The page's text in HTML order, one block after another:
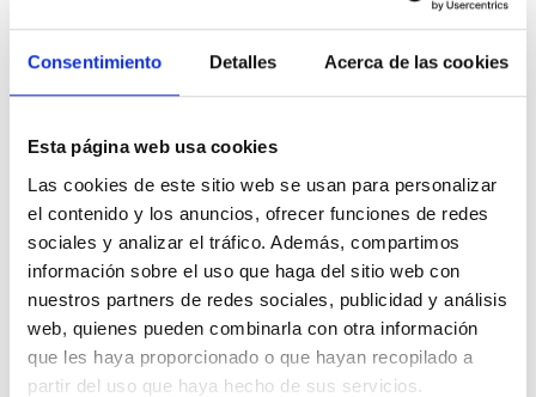
Consentimiento Detalles Acerca de las cookies
Esta página web usa cookies
Las cookies de este sitio web se usan para personalizar
el contenido y los anuncios, ofrecer funciones de redes
sociales y analizar el tráfico. Además, compartimos
información sobre el uso que haga del sitio web con
nuestros partners de redes sociales, publicidad y análisis
web, quienes pueden combinarla con otra información
que les haya proporcionado o que hayan recopilado a
partir del uso que haya hecho de sus servicios.
Para 1 dominio
6,95 €/mes
CONTRATAR
Para dominios ilimitados
8,20 €/mes
CONTRATAR